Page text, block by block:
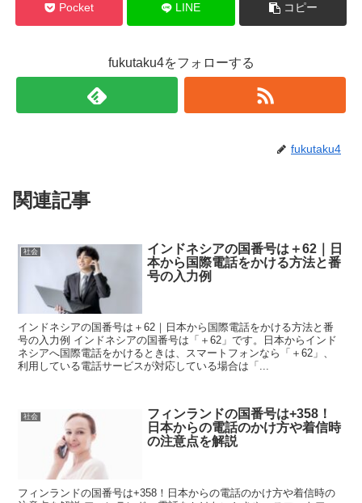
Pocket LINE コピー
fukutaku4をフォローする
fukutaku4
関連記事
社会
インドネシアの国番号は＋62｜日
本から国際電話をかける方法と番
号の入力例
インドネシアの国番号は＋62｜日本から国際電話をかける方法と番
号の入力例 インドネシアの国番号は「＋62」です。日本からインド
ネシアへ国際電話をかけるときは、スマートフォンなら「＋62」、
利用している電話サービスが対応している場合は「...
社会
フィンランドの国番号は+358！
日本からの電話のかけ方や着信時
の注意点を解説
フィンランドの国番号は+358！日本からの電話のかけ方や着信時の